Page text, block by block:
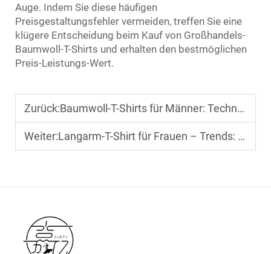
Auge. Indem Sie diese häufigen
Preisgestaltungsfehler vermeiden, treffen Sie eine
klügere Entscheidung beim Kauf von Großhandels-
Baumwoll-T-Shirts und erhalten den bestmöglichen
Preis-Leistungs-Wert.
Zurück:Baumwoll-T-Shirts für Männer: Technologie – Atmungsaktivität und Schrumpfresistenz-Tests
Weiter:Langarm-T-Shirt für Frauen – Trends: Elegante Schichten für die Berufskleidung beschaffen